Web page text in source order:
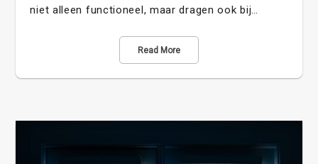
niet alleen functioneel, maar dragen ook bij…
Read More